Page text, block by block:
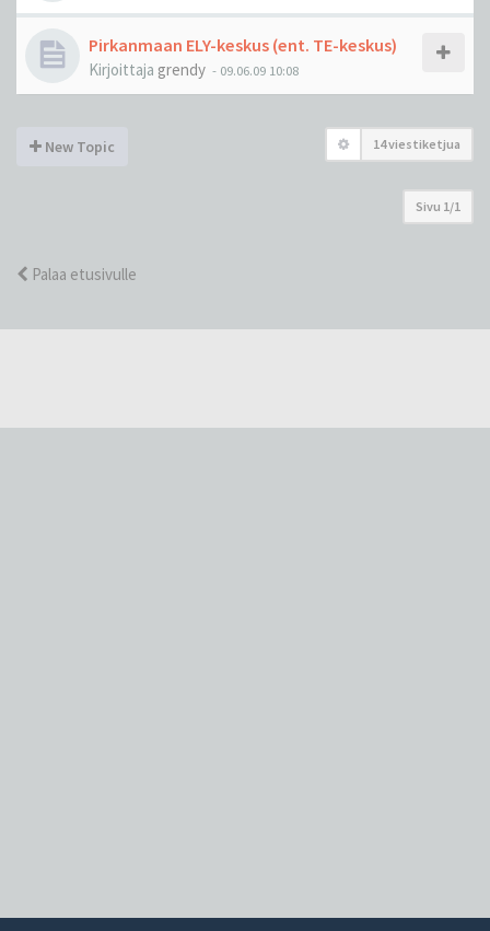
Pirkanmaan ELY-keskus (ent. TE-keskus)
Kirjoittaja grendy - 09.06.09 10:08
New Topic 14 viestiketjua
Sivu 1/1
Palaa etusivulle